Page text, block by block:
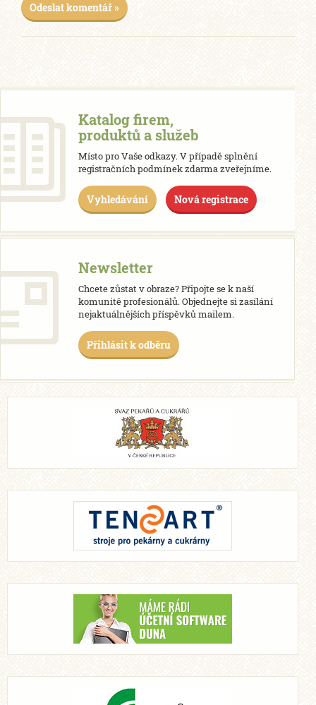
Odeslat komentář »
Katalog firem,
produktů a služeb
Místo pro Vaše odkazy. V případě splnění
registračních podmínek zdarma zveřejníme.
Vyhledávání Nová registrace
Newsletter
Chcete zůstat v obraze? Připojte se k naší
komunitě profesionálů. Objednejte si zasílání
nejaktuálnějších příspěvků mailem.
Přihlásit k odběru